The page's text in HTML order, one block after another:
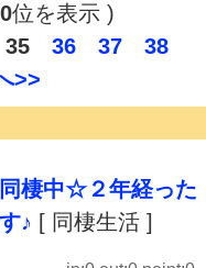
位を表示 )
35 36 37
38
>>
棲中☆２年経った
♪ [ 同棲生活 ]